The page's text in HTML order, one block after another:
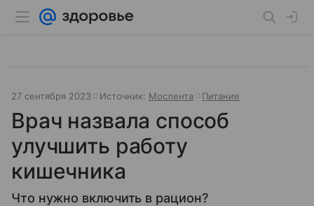
27 сентября 2023 Источник: Мослента Питание
Врач назвала способ
улучшить работу
кишечника
Что нужно включить в рацион?